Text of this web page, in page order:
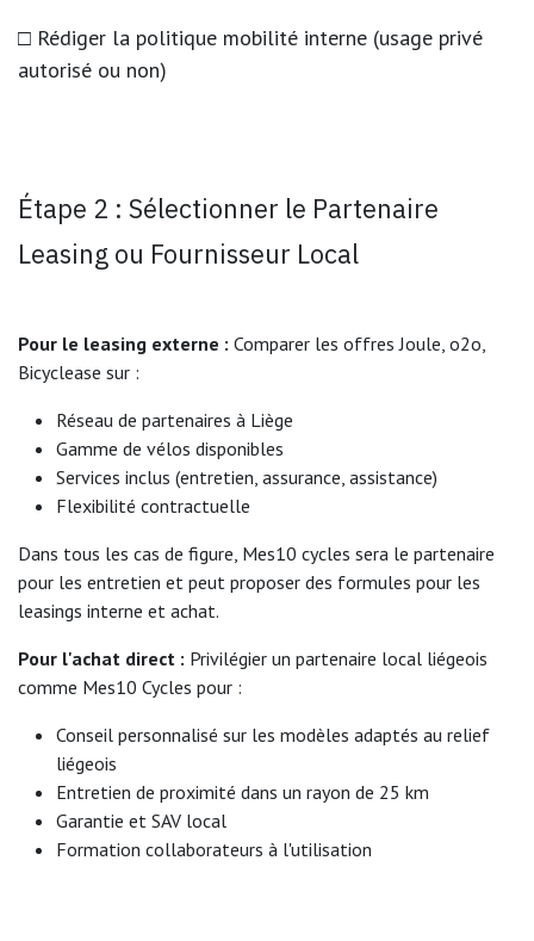
□ Rédiger la politique mobilité interne (usage privé
autorisé ou non)
Étape 2 : Sélectionner le Partenaire
Leasing ou Fournisseur Local
Pour le leasing externe : Comparer les offres Joule, o2o,
Bicyclease sur :
Réseau de partenaires à Liège
Gamme de vélos disponibles
Services inclus (entretien, assurance, assistance)
Flexibilité contractuelle
Dans tous les cas de figure, Mes10 cycles sera le partenaire
pour les entretien et peut proposer des formules pour les
leasings interne et achat.
Pour l'achat direct : Privilégier un partenaire local liégeois
comme Mes10 Cycles pour :
Conseil personnalisé sur les modèles adaptés au relief
liégeois
Entretien de proximité dans un rayon de 25 km
Garantie et SAV local
Formation collaborateurs à l'utilisation